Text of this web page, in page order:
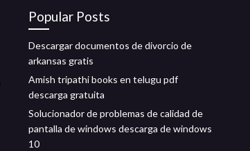
Popular Posts
Descargar documentos de divorcio de
arkansas gratis
Amish tripathi books en telugu pdf
descarga gratuita
Solucionador de problemas de calidad de
pantalla de windows descarga de windows
10